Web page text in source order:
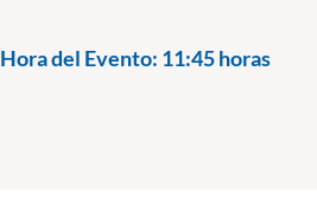
Hora del Evento: 11:45 horas